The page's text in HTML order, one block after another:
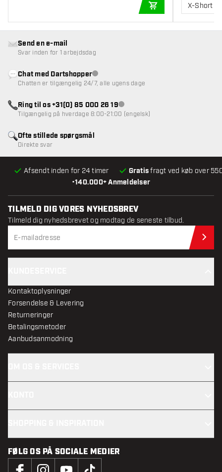
TILFØJ TIL KURV
X-Short
•140.000+ Anmeldelser
Afsendt inden for 24 timer Gratisfragt ved køb over
Ofte stillede spørgsmål
Direkte svar
Send en e-mail
Svar inden for 1 arbejdsdag
Chat med DartshopperKundeservice ikke tilgængelig
Chatten er tilgængelig 24/7, alle ugens dage
Ring til os +31(0) 85 000 26 19Kundeservice ikke tilgængelig
Tilgængelig på hverdage 8:00-21:00 (engelsk)
TILMELD DIG VORES NYHEDSBREV
Tilmeld dig nyhedsbrevet og modtag de seneste tilbud.
Kontaktoplysninger
Forsendelse & Levering
Returneringer
Betalingsmetoder
Aanbudsanmodning
FØLG OS PÅ SOCIALE MEDIER